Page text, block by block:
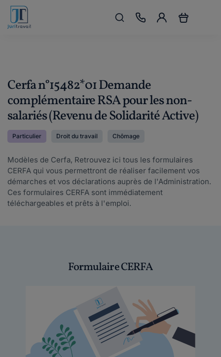
Formulaire CERFA
Cerfa n°15482*01 Demande
complémentaire RSA pour les non-
salariés (Revenu de Solidarité Active)
Particulier Droit du travail Chômage
Modèles de Cerfa, Retrouvez ici tous les formulaires
CERFA qui vous permettront de réaliser facilement vos
démarches et vos déclarations auprès de l'Administration.
Ces formulaires CERFA sont immédiatement
téléchargeables et prêts à l'emploi.